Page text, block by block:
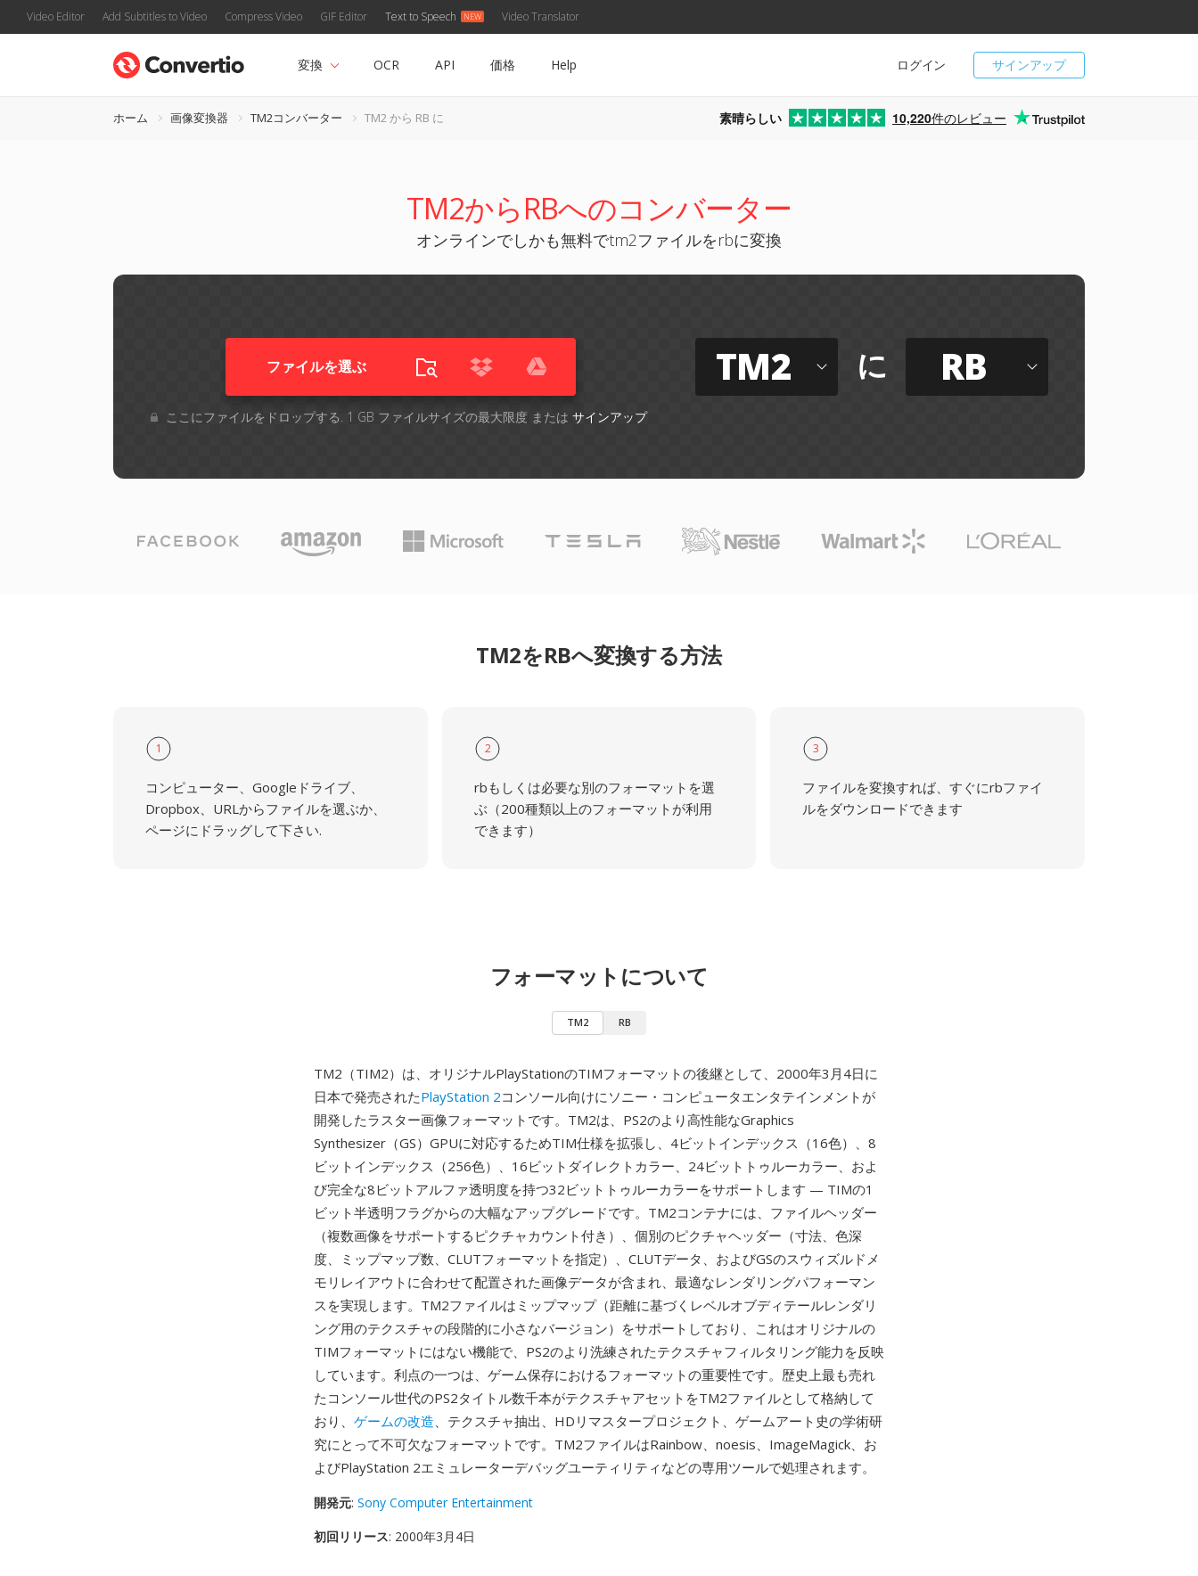
Video Editor Add Subtitles to Video Compress Video GIF Editor Text to Speech Video Translator
サインアップ
ログイン
変換 OCR API 価格 Help
ホーム 画像変換器 TM2コンバーター TM2 から RB に 素晴らしい 10,220件のレビュー
TM2からRBへのコンバーター
オンラインでしかも無料でtm2ファイルをrbに変換
ファイルを選ぶ
ここにファイルをドロップする. 1 GB ファイルサイズの最大限度 または サインアップ
TM2 に RB
TM2をRBへ変換する方法
1
コンピューター、Googleドライブ、
Dropbox、URLからファイルを選ぶか、
ページにドラッグして下さい.
2
rbもしくは必要な別のフォーマットを選
ぶ（200種類以上のフォーマットが利用
できます）
3
ファイルを変換すれば、すぐにrbファイ
ルをダウンロードできます
フォーマットについて
TM2 RB
TM2（TIM2）は、オリジナルPlayStationのTIMフォーマットの後継として、2000年3月4日に
日本で発売されたPlayStation 2コンソール向けにソニー・コンピュータエンタテインメントが
開発したラスター画像フォーマットです。TM2は、PS2のより高性能なGraphics
Synthesizer（GS）GPUに対応するためTIM仕様を拡張し、4ビットインデックス（16色）、8
ビットインデックス（256色）、16ビットダイレクトカラー、24ビットトゥルーカラー、およ
び完全な8ビットアルファ透明度を持つ32ビットトゥルーカラーをサポートします — TIMの1
ビット半透明フラグからの大幅なアップグレードです。TM2コンテナには、ファイルヘッダー
（複数画像をサポートするピクチャカウント付き）、個別のピクチャヘッダー（寸法、色深
度、ミップマップ数、CLUTフォーマットを指定）、CLUTデータ、およびGSのスウィズルドメ
モリレイアウトに合わせて配置された画像データが含まれ、最適なレンダリングパフォーマン
スを実現します。TM2ファイルはミップマップ（距離に基づくレベルオブディテールレンダリ
ング用のテクスチャの段階的に小さなバージョン）をサポートしており、これはオリジナルの
TIMフォーマットにはない機能で、PS2のより洗練されたテクスチャフィルタリング能力を反映
しています。利点の一つは、ゲーム保存におけるフォーマットの重要性です。歴史上最も売れ
たコンソール世代のPS2タイトル数千本がテクスチャアセットをTM2ファイルとして格納して
おり、 ゲームの改造、テクスチャ抽出、HDリマスタープロジェクト、ゲームアート史の学術研
究にとって不可欠なフォーマットです。TM2ファイルはRainbow、noesis、ImageMagick、お
よびPlayStation 2エミュレーターデバッグユーティリティなどの専用ツールで処理されます。
開発元: Sony Computer Entertainment
初回リリース: 2000年3月4日